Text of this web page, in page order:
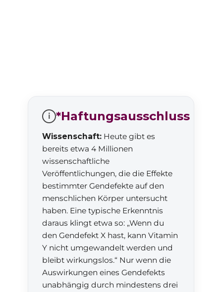
i *Haftungsausschluss
Wissenschaft: Heute gibt es
bereits etwa 4 Millionen
wissenschaftliche
Veröffentlichungen, die die Effekte
bestimmter Gendefekte auf den
menschlichen Körper untersucht
haben. Eine typische Erkenntnis
daraus klingt etwa so: „Wenn du
den Gendefekt X hast, kann Vitamin
Y nicht umgewandelt werden und
bleibt wirkungslos.“ Nur wenn die
Auswirkungen eines Gendefekts
unabhängig durch mindestens drei